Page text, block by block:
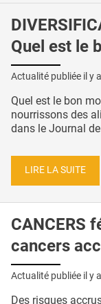
Quel est le
Actualité publiée il y a
Quel est le bon
nourrissons des
dans le Journal
LIRE LA SUITE
CANCERS
cancers
Actualité publiée il y a
Des risques